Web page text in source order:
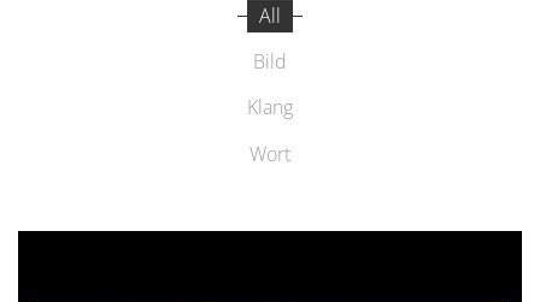
All
Bild
Klang
Wort